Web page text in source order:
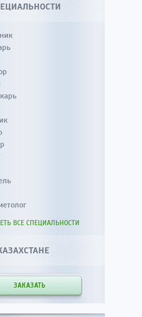
ВСЕ СПЕЦИАЛЬНОСТИ
ЗАКАЗАТЬ